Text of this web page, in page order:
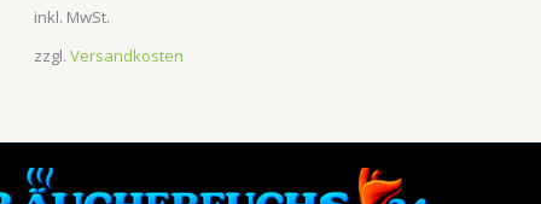
inkl. MwSt.
zzgl. Versandkosten